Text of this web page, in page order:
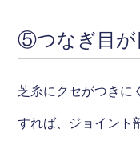
⑤つなぎ目が
芝糸にクセがつきに
すれば、ジョイント